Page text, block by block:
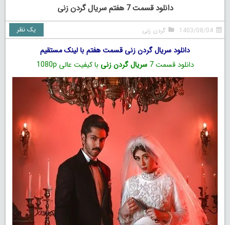
دانلود قسمت 7 هفتم سریال گردن زنی
1403/08/04 گردن زنی یک نظر
دانلود سریال گردن زنی قسمت هفتم با لینک مستقیم
دانلود قسمت 7 سریال گردن زنی با کیفیت عالی 1080p